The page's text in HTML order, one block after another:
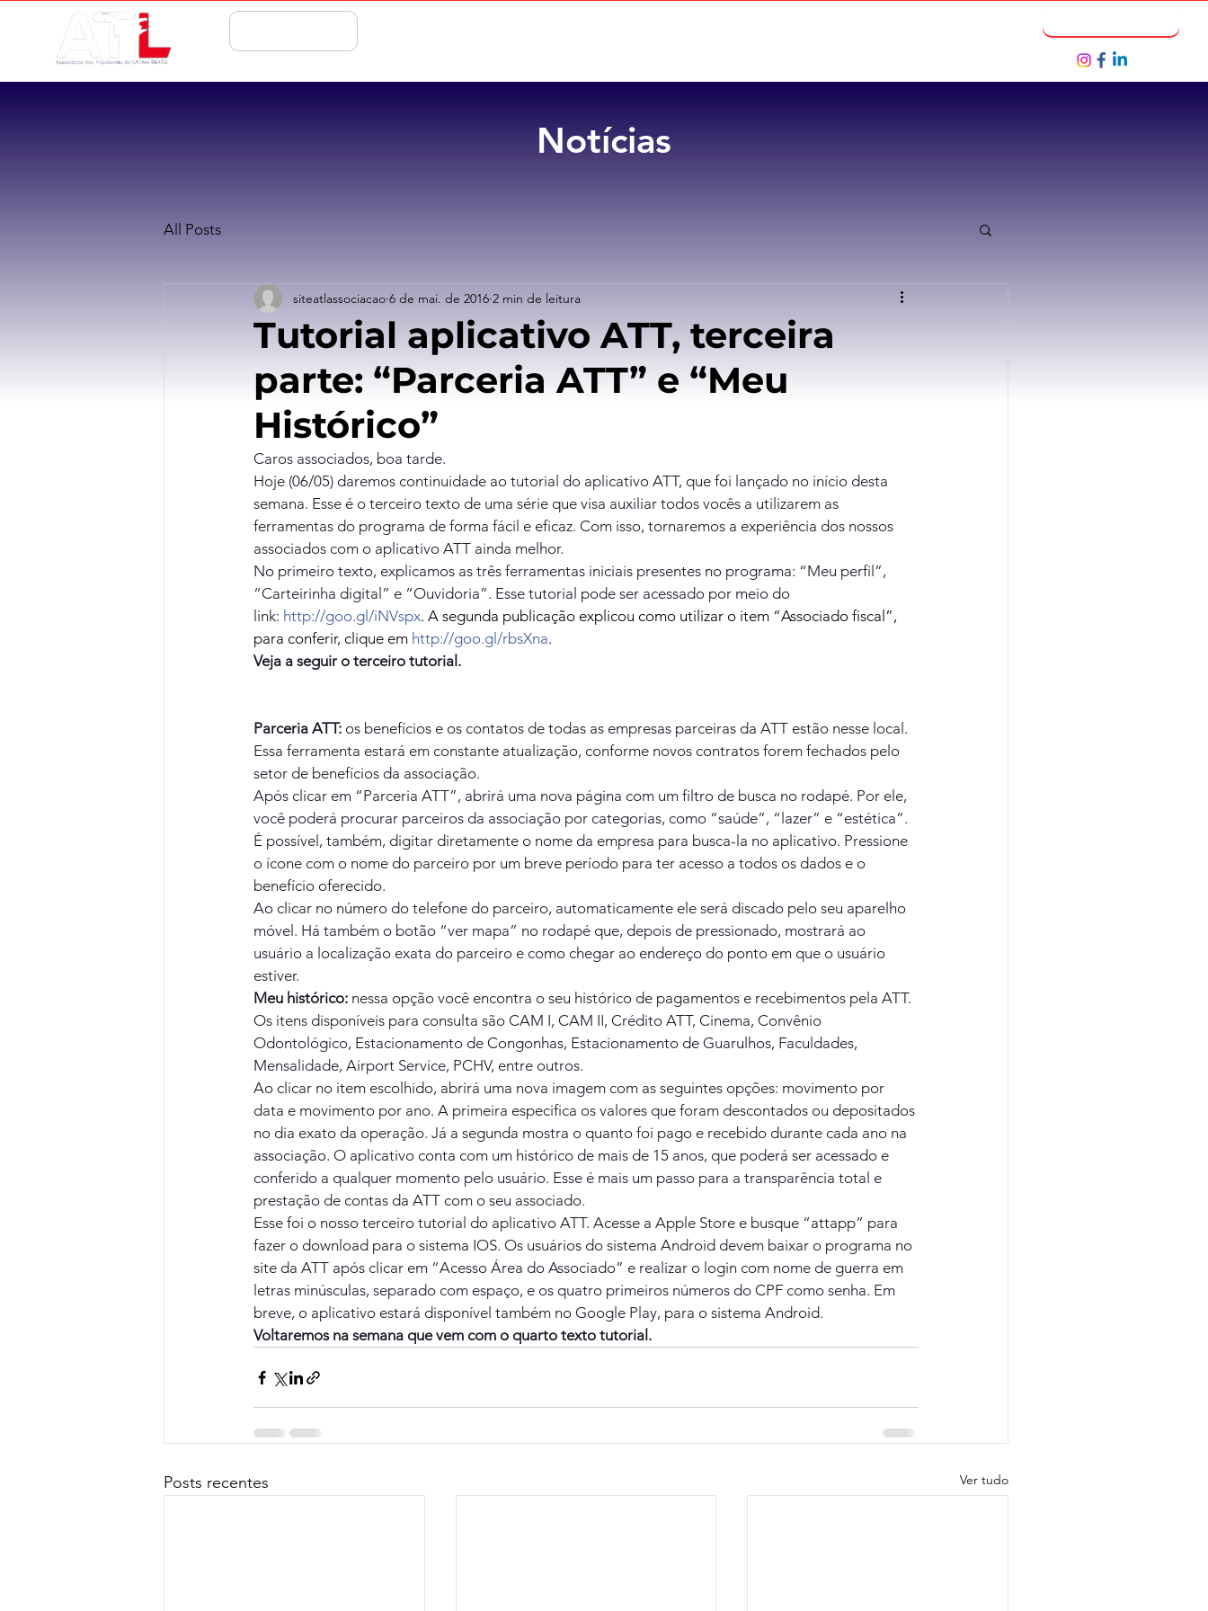
Notícias
All Posts
Tutorial aplicativo ATT, terceira
parte: “Parceria ATT” e “Meu
Histórico”
siteatlassociacao 6 de mai. de 2016 2 min de leitura
Caros associados, boa tarde.
Hoje (06/05) daremos continuidade ao tutorial do aplicativo ATT, que foi lançado no início desta
semana. Esse é o terceiro texto de uma série que visa auxiliar todos vocês a utilizarem as
ferramentas do programa de forma fácil e eficaz. Com isso, tornaremos a experiência dos nossos
associados com o aplicativo ATT ainda melhor.
No primeiro texto, explicamos as três ferramentas iniciais presentes no programa: “Meu perfil”,
“Carteirinha digital” e “Ouvidoria”. Esse tutorial pode ser acessado por meio do
link: http://goo.gl/iNVspx. A segunda publicação explicou como utilizar o item “Associado fiscal”,
para conferir, clique em http://goo.gl/rbsXna.
Veja a seguir o terceiro tutorial.
Parceria ATT: os benefícios e os contatos de todas as empresas parceiras da ATT estão nesse local.
Essa ferramenta estará em constante atualização, conforme novos contratos forem fechados pelo
setor de benefícios da associação.
Após clicar em “Parceria ATT”, abrirá uma nova página com um filtro de busca no rodapé. Por ele,
você poderá procurar parceiros da associação por categorias, como “saúde”, “lazer” e “estética”.
É possível, também, digitar diretamente o nome da empresa para busca-la no aplicativo. Pressione
o ícone com o nome do parceiro por um breve período para ter acesso a todos os dados e o
benefício oferecido.
Ao clicar no número do telefone do parceiro, automaticamente ele será discado pelo seu aparelho
móvel. Há também o botão “ver mapa” no rodapé que, depois de pressionado, mostrará ao
usuário a localização exata do parceiro e como chegar ao endereço do ponto em que o usuário
estiver.
Meu histórico: nessa opção você encontra o seu histórico de pagamentos e recebimentos pela ATT.
Os itens disponíveis para consulta são CAM I, CAM II, Crédito ATT, Cinema, Convênio
Odontológico, Estacionamento de Congonhas, Estacionamento de Guarulhos, Faculdades,
Mensalidade, Airport Service, PCHV, entre outros.
Ao clicar no item escolhido, abrirá uma nova imagem com as seguintes opções: movimento por
data e movimento por ano. A primeira especifica os valores que foram descontados ou depositados
no dia exato da operação. Já a segunda mostra o quanto foi pago e recebido durante cada ano na
associação. O aplicativo conta com um histórico de mais de 15 anos, que poderá ser acessado e
conferido a qualquer momento pelo usuário. Esse é mais um passo para a transparência total e
prestação de contas da ATT com o seu associado.
Esse foi o nosso terceiro tutorial do aplicativo ATT. Acesse a Apple Store e busque “attapp” para
fazer o download para o sistema IOS. Os usuários do sistema Android devem baixar o programa no
site da ATT após clicar em “Acesso Área do Associado” e realizar o login com nome de guerra em
letras minúsculas, separado com espaço, e os quatro primeiros números do CPF como senha. Em
breve, o aplicativo estará disponível também no Google Play, para o sistema Android.
Voltaremos na semana que vem com o quarto texto tutorial.
Posts recentes Ver tudo